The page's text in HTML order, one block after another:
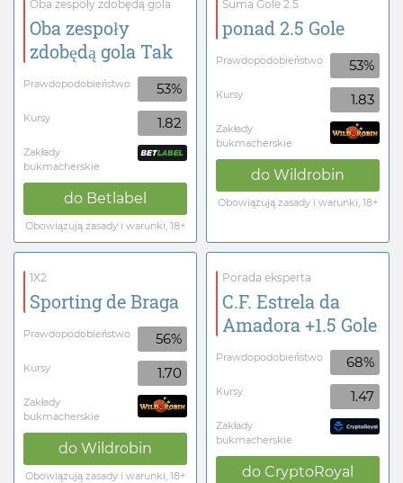
Oba zespoły zdobędą gola
Oba zespoły
zdobędą gola Tak
Prawdopodobieństwo 53%
Kursy 1.82
Zakłady
bukmacherskie
do Betlabel
Obowiązują zasady i warunki, 18+
Suma Gole 2.5
ponad 2.5 Gole
Prawdopodobieństwo 53%
Kursy 1.83
Zakłady
bukmacherskie
do Wildrobin
Obowiązują zasady i warunki, 18+
1X2
Sporting de Braga
Prawdopodobieństwo 56%
Kursy 1.70
Zakłady
bukmacherskie
do Wildrobin
Obowiązują zasady i warunki, 18+
Porada eksperta
C.F. Estrela da
Amadora +1.5 Gole
Prawdopodobieństwo 68%
Kursy 1.47
Zakłady
bukmacherskie
do CryptoRoyal